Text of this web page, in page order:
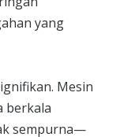
yang
Mesin
berkala
sempurna—